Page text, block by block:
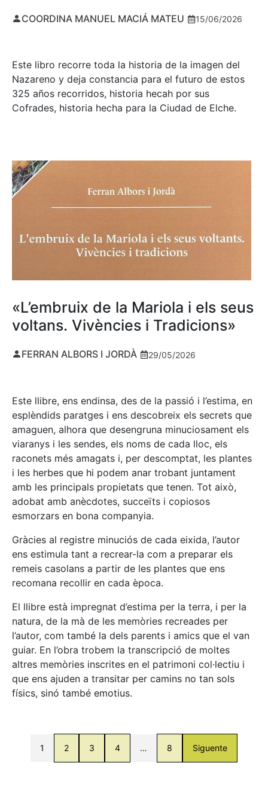
COORDINA MANUEL MACIÁ MATEU 15/06/2026
Este libro recorre toda la historia de la imagen del
Nazareno y deja constancia para el futuro de estos
325 años recorridos, historia hecah por sus
Cofrades, historia hecha para la Ciudad de Elche.
«L’embruix de la Mariola i els seus
voltans. Vivències i Tradicions»
FERRAN ALBORS I JORDÀ 29/05/2026
Este llibre, ens endinsa, des de la passió i l’estima, en
esplèndids paratges i ens descobreix els secrets que
amaguen, alhora que desengruna minuciosament els
viaranys i les sendes, els noms de cada lloc, els
raconets més amagats i, per descomptat, les plantes
i les herbes que hi podem anar trobant juntament
amb les principals propietats que tenen. Tot això,
adobat amb anècdotes, succeïts i copiosos
esmorzars en bona companyia.
Gràcies al registre minuciós de cada eixida, l’autor
ens estimula tant a recrear-la com a preparar els
remeis casolans a partir de les plantes que ens
recomana recollir en cada època.
El llibre està impregnat d’estima per la terra, i per la
natura, de la mà de les memòries recreades per
l’autor, com també la dels parents i amics que el van
guiar. En l’obra trobem la transcripció de moltes
altres memòries inscrites en el patrimoni col·lectiu i
que ens ajuden a transitar per camins no tan sols
físics, sinó també emotius.
1 2 3 4 … 8 Siguente